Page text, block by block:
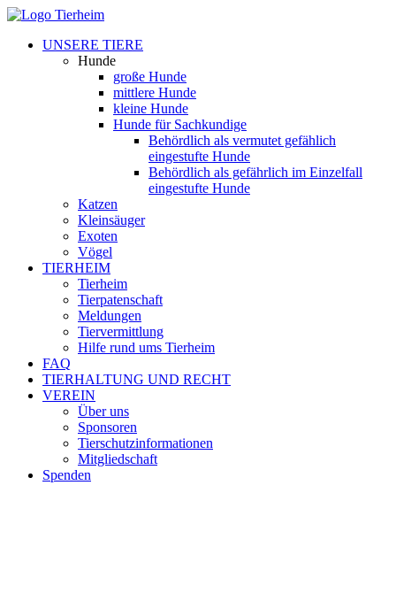
UNSERE TIERE
Hunde
große Hunde
mittlere Hunde
kleine Hunde
Hunde für Sachkundige
Behördlich als vermutet gefählich
eingestufte Hunde
Behördlich als gefährlich im Einzelfall
eingestufte Hunde
Katzen
Kleinsäuger
Exoten
Vögel
TIERHEIM
Tierheim
Tierpatenschaft
Meldungen
Tiervermittlung
Hilfe rund ums Tierheim
FAQ
TIERHALTUNG UND RECHT
VEREIN
Über uns
Sponsoren
Tierschutzinformationen
Mitgliedschaft
Spenden